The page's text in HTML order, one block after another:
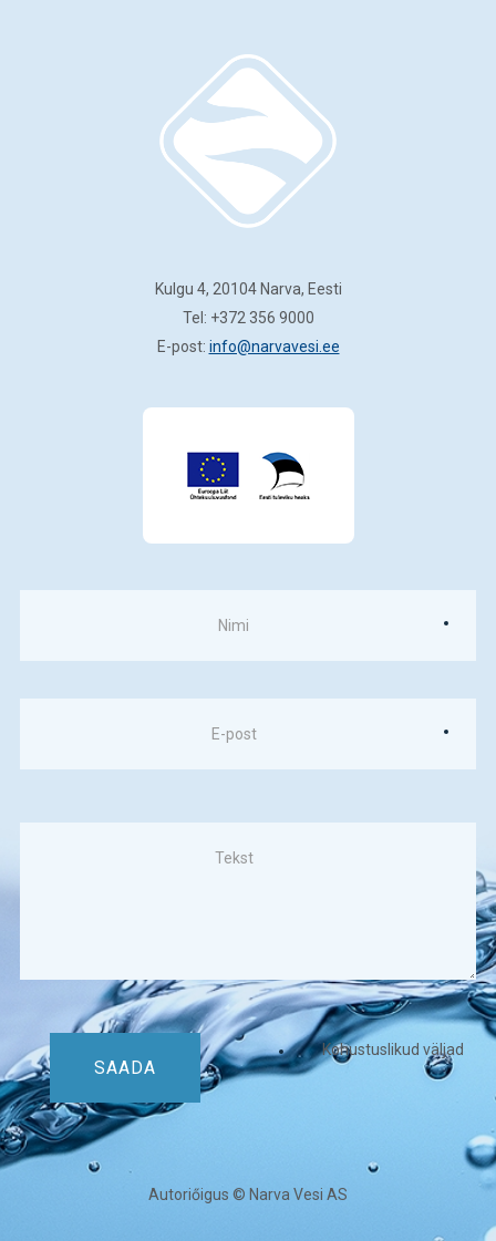
Kulgu 4, 20104 Narva, Eesti
Tel: +372 356 9000
E-post: info@narvavesi.ee
SAADA
Kohustuslikud väljad
Autoriőigus © Narva Vesi AS